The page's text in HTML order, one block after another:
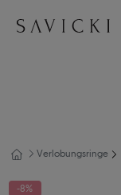
Verlobungsringe
-8%